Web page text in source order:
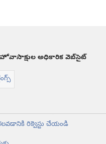
అధికారిక వెబ్‌సైట్‌
రిక్వెస్టు చేయండి